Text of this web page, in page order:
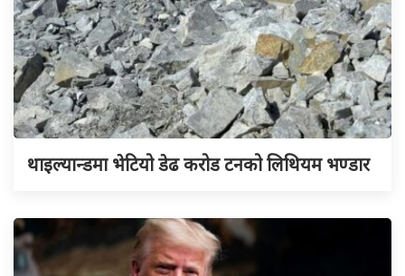
थाइल्यान्डमा भेटियो डेढ करोड टनको लिथियम भण्डार